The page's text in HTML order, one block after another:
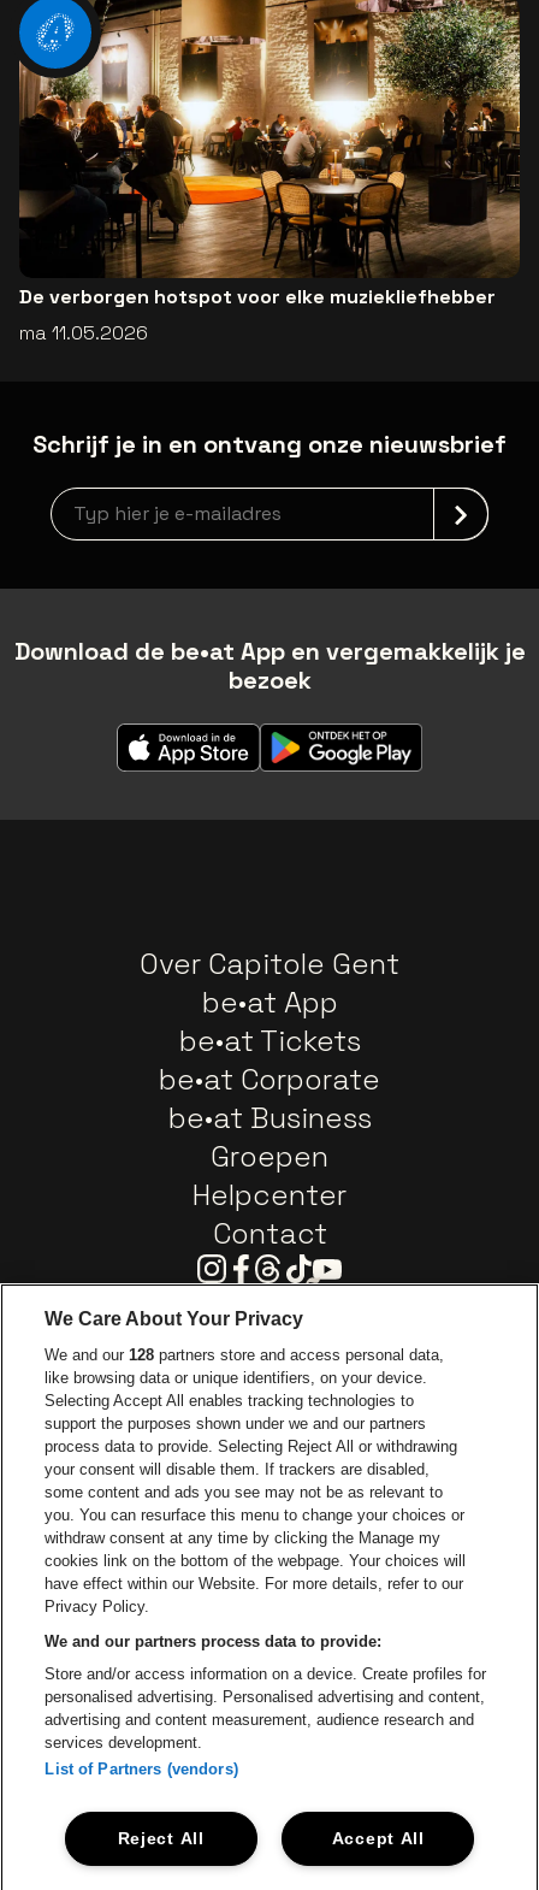
De verborgen hotspot voor elke muziekliefhebber
ma 11.05.2026
Schrijf je in en ontvang onze nieuwsbrief
Nieuwsbrief aanmelding
Download de be•at App en vergemakkelijk je
bezoek
Over Capitole Gent
be•at App
be•at Tickets
be•at Corporate
be•at Business
Groepen
Helpcenter
Contact
Instagram
Facebook
Threads
TiktokYoutube
Ga naar de website van Europcar
Ga naar de
Ga naar de website van Coca-Cola
Ga naar de website van
Ga naar
Ga naar de website van Champagne
Ga naar de website
Ga naar de website van Het logo van
Ga naar de website
Ga naar de
Ga naar
Capitole Gent is een deel van be•at
Capitole Gent
Be-At Venues
Schijnpoortweg 119, 2170 Antwerpen
BTW (BE) 0461.051.688 - RPR Antwerpen
BNP Paribas Fortis - IBAN: BE93 2200 4925 0067 - BIC:
GEBABEBB
ProclaimerCookiesManage my cookiesPrivacy
We Care About Your Privacy
We and our128 partners store and access personal data,
like browsing data or unique identifiers, on your device.
Selecting Accept All enables tracking technologies to
support the purposes shown under we and our partners
process data to provide. Selecting Reject All or withdrawing
your consent will disable them. If trackers are disabled,
some content and ads you see may not be as relevant to
you. You can resurface this menu to change your choices or
withdraw consent at any time by clicking the Manage my
cookies link on the bottom of the webpage. Your choices will
have effect within our Website. For more details, refer to our
Privacy Policy.
We and our partners process data to provide:
Store and/or access information on a device. Create profiles for
personalised advertising. Personalised advertising and content,
advertising and content measurement, audience research and
services development.
List of Partners (vendors)
Accept All
Reject All